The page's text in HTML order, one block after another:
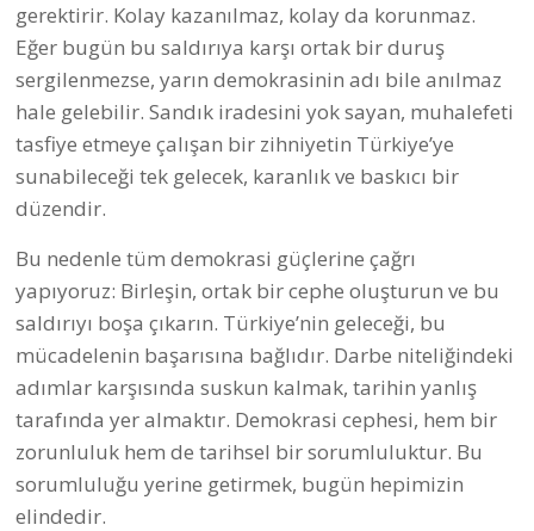
gerektirir. Kolay kazanılmaz, kolay da korunmaz.
Eğer bugün bu saldırıya karşı ortak bir duruş
sergilenmezse, yarın demokrasinin adı bile anılmaz
hale gelebilir. Sandık iradesini yok sayan, muhalefeti
tasfiye etmeye çalışan bir zihniyetin Türkiye’ye
sunabileceği tek gelecek, karanlık ve baskıcı bir
düzendir.
Bu nedenle tüm demokrasi güçlerine çağrı
yapıyoruz: Birleşin, ortak bir cephe oluşturun ve bu
saldırıyı boşa çıkarın. Türkiye’nin geleceği, bu
mücadelenin başarısına bağlıdır. Darbe niteliğindeki
adımlar karşısında suskun kalmak, tarihin yanlış
tarafında yer almaktır. Demokrasi cephesi, hem bir
zorunluluk hem de tarihsel bir sorumluluktur. Bu
sorumluluğu yerine getirmek, bugün hepimizin
elindedir.